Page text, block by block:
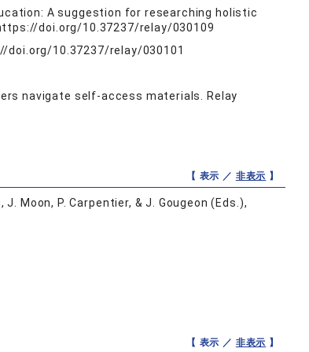
A suggestion for researching holistic
doi.org/10.37237/relay/030109
doi.org/10.37237/relay/030101
navigate self-access materials. Relay
【 表示 ／ 非表示 】
Moon, P. Carpentier, & J. Gougeon (Eds.),
【 表示 ／ 非表示 】